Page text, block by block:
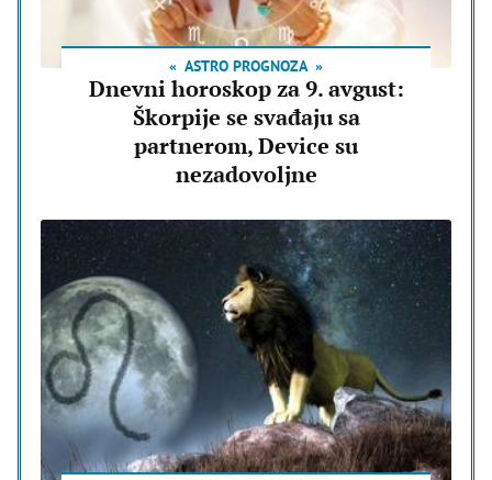
ASTRO PROGNOZA
Dnevni horoskop za 9. avgust:
Škorpije se svađaju sa
partnerom, Device su
nezadovoljne